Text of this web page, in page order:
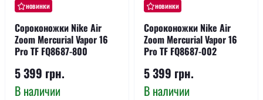
новинки
Сороконожки Nike Air
Zoom Mercurial Vapor 16
Pro TF FQ8687-800
5 399 грн.
В наличии
новинки
Сороконожки Nike Air
Zoom Mercurial Vapor 16
Pro TF FQ8687-002
5 399 грн.
В наличии